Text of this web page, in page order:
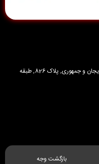
تهران, میدان انقلاب, خیابان کارگر جنوبی بین آذربایجان و جمهوری, پلاک 826, طبقه
بازگشت وجه